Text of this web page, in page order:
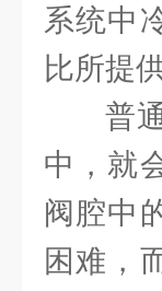
系统中
比所提
普
中，就
阀腔中
困难，